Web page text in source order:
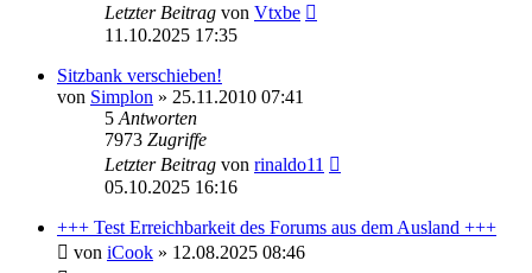
Letzter Beitrag von Vtxbe
11.10.2025 17:35
Sitzbank verschieben!
von Simplon » 25.11.2010 07:41
5 Antworten
7973 Zugriffe
Letzter Beitrag von rinaldo11
05.10.2025 16:16
+++ Test Erreichbarkeit des Forums aus dem Ausland +++
von iCook » 12.08.2025 08:46